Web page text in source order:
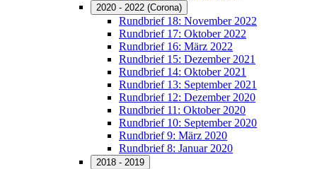
2020 - 2022 (Corona)
Rundbrief 18: November 2022
Rundbrief 17: Oktober 2022
Rundbrief 16: März 2022
Rundbrief 15: Dezember 2021
Rundbrief 14: Oktober 2021
Rundbrief 13: September 2021
Rundbrief 12: Dezember 2020
Rundbrief 11: Oktober 2020
Rundbrief 10: September 2020
Rundbrief 9: März 2020
Rundbrief 8: Januar 2020
2018 - 2019